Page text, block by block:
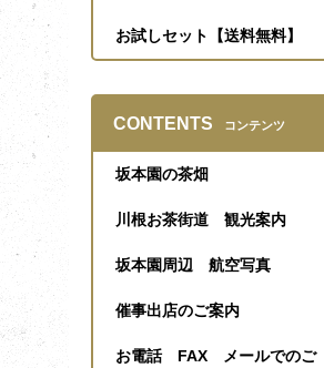
お試しセット【送料無料】
CONTENTS コンテンツ
坂本園の茶畑
川根お茶街道 観光案内
坂本園周辺 航空写真
催事出店のご案内
お電話 FAX メールでのご